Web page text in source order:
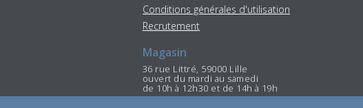
Conditions générales d'utilisation
Recrutement
Magasin
36 rue Littré, 59000 Lille
ouvert du mardi au samedi
de 10h à 12h30 et de 14h à 19h